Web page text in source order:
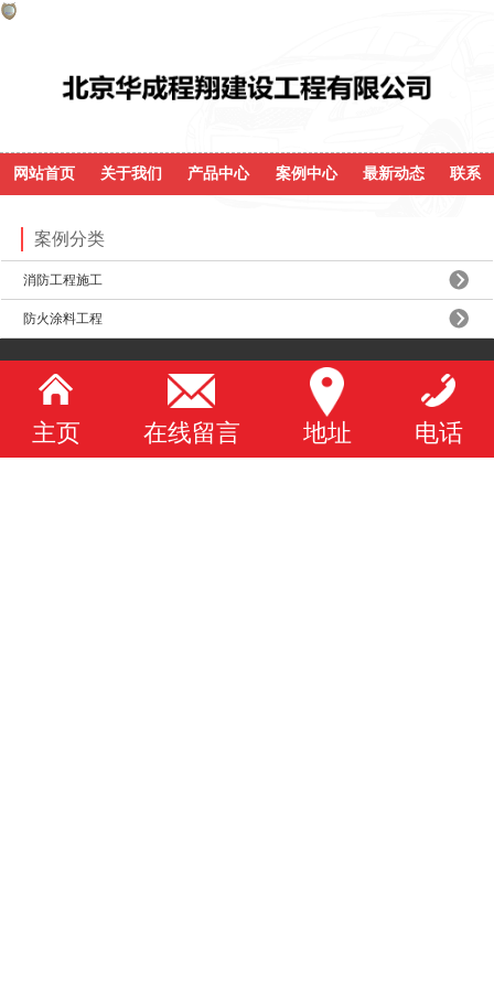
网站首页 关于我们 产品中心 案例中心 最新动态 联系
案例分类
消防工程施工
防火涂料工程
主页 在线留言 地址 电话